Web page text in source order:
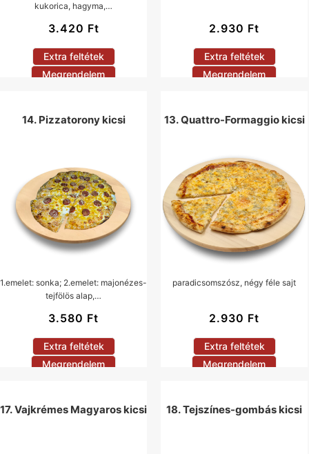
kukorica, hagyma,…
3.420 Ft
Extra feltétek
Megrendelem
2.930 Ft
Extra feltétek
Megrendelem
14. Pizzatorony kicsi
1.emelet: sonka; 2.emelet: majonézes-
tejfölös alap,…
3.580 Ft
Extra feltétek
Megrendelem
13. Quattro-Formaggio kicsi
paradicsomszósz, négy féle sajt
2.930 Ft
Extra feltétek
Megrendelem
17. Vajkrémes Magyaros kicsi 18. Tejszínes-gombás kicsi